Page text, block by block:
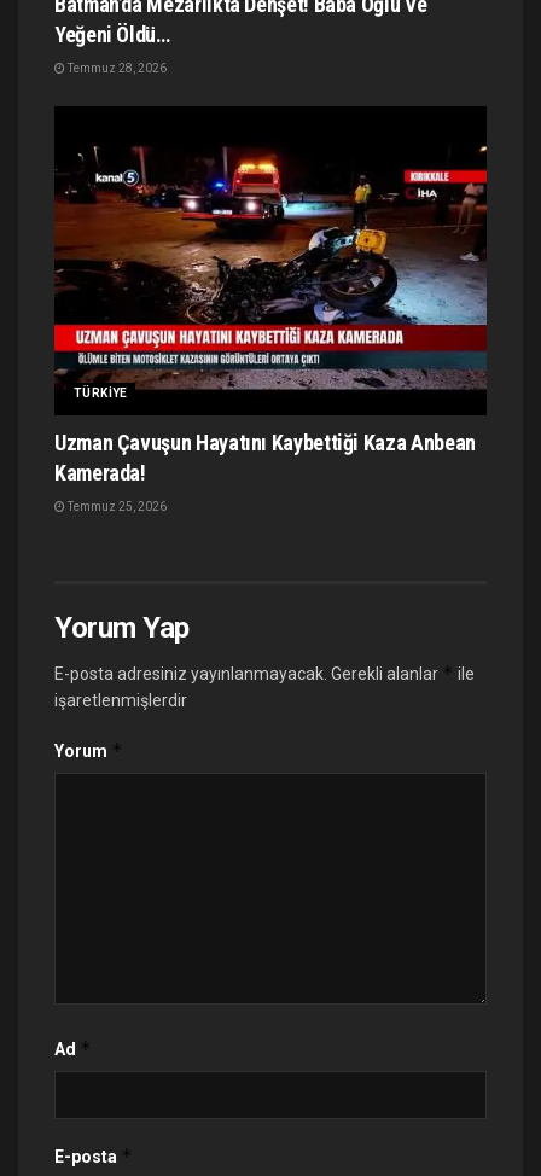
Yeğeni Öldü…
Temmuz 28, 2026
TÜRKIYE
Uzman Çavuşun Hayatını Kaybettiği Kaza Anbean
Kamerada!
Temmuz 25, 2026
Yorum Yap
E-posta adresiniz yayınlanmayacak. Gerekli alanlar * ile
işaretlenmişlerdir
Yorum *
Ad *
E-posta *